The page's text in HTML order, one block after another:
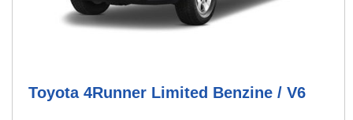
Toyota 4Runner Limited Benzine / V6